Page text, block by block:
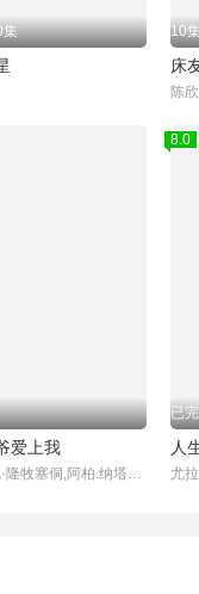
集 10
床
爱上我
帕克普泓·隆牧塞侗,阿柏.纳塔温.崴唐缇派特,罗一杰,彭劳勒·特基雅特,林亦乐,塔纳育特·达功塔亚,Us,Nititorn,Akkarachotsopon,Build,Jakapan,Puttha,佩泰·松楚瓦,纳塔德·库纳功奇亚,Job,Yosatorn,Konglikit,Nodt,Nutthasid,Panyangarm,JJ,Chalach,Tantijibul,Barcode,Tinna
8.0
已
人